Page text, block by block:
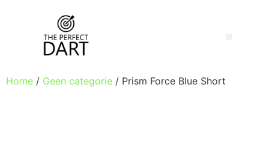
Home / Geen categorie / Prism Force Blue Short